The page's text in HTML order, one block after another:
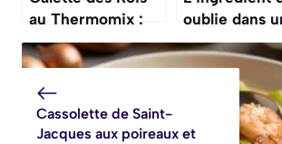
au Thermomix :
recette Facile et
Rapide
oublie dans
salade de riz
qui change
le maïs grillé
Cassolette de Saint-
Jacques aux poireaux et